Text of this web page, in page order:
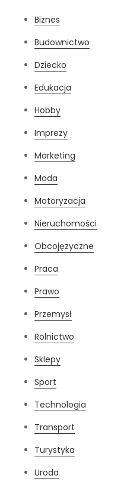
Biznes
Budownictwo
Dziecko
Edukacja
Hobby
Imprezy
Marketing
Moda
Motoryzacja
Nieruchomości
Obcojęzyczne
Praca
Prawo
Przemysł
Rolnictwo
Sklepy
Sport
Technologia
Transport
Turystyka
Uroda